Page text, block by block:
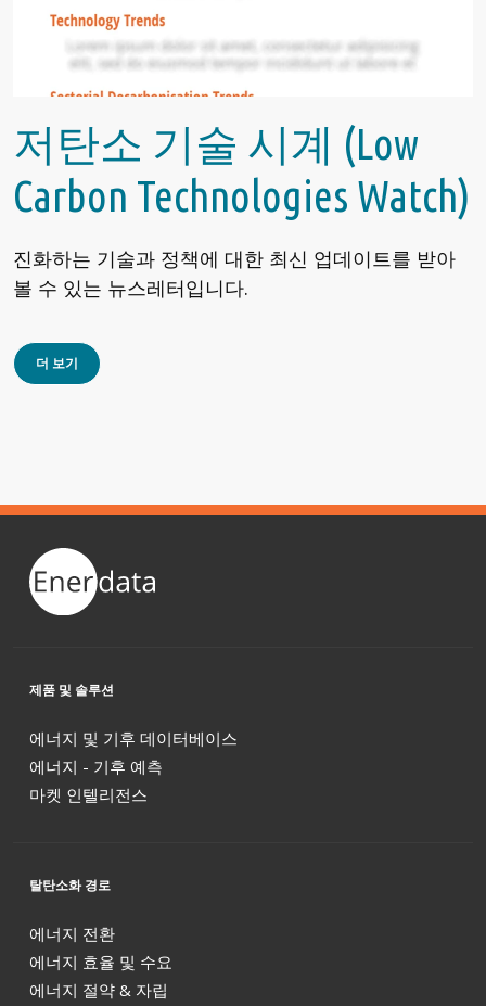
저탄소 기술 시계 (Low
Carbon Technologies Watch)
진화하는 기술과 정책에 대한 최신 업데이트를 받아
볼 수 있는 뉴스레터입니다.
더 보기
제품 및 솔루션
에너지 및 기후 데이터베이스
에너지 - 기후 예측
마켓 인텔리전스
탈탄소화 경로
에너지 전환
에너지 효율 및 수요
에너지 절약 & 자립